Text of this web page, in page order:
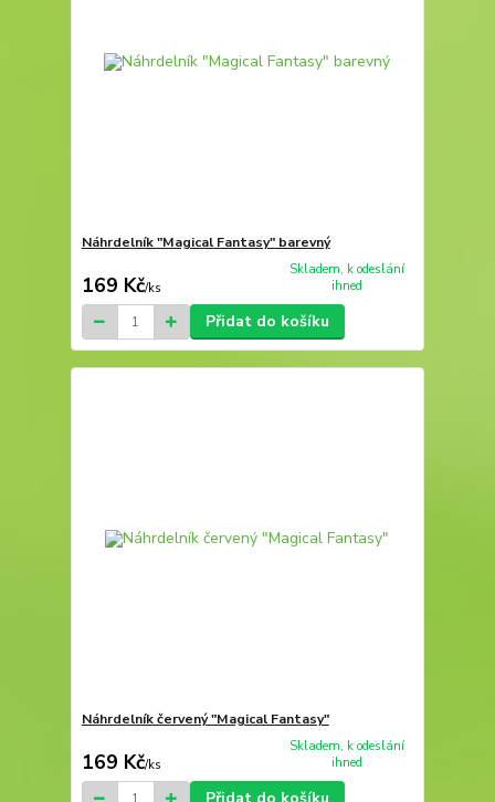
Náhrdelník "Magical Fantasy" barevný
169 Kč/ks
Skladem, k odeslání
ihned
Přidat do košíku
Náhrdelník červený "Magical Fantasy"
169 Kč/ks
Skladem, k odeslání
ihned